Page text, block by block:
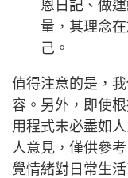
恩日記、做
量，其理念
己。
值得注意的是，
容。另外，即使
用程式未必盡如
人意見，僅供參
覺情緒對日常生